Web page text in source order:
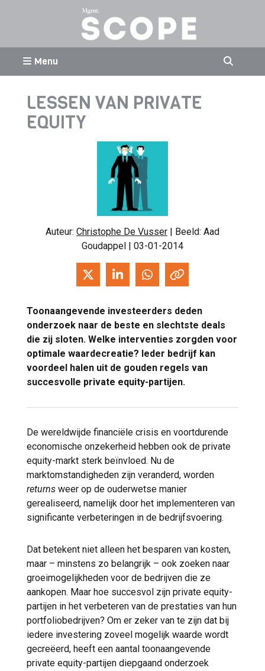
Menu
LESSEN VAN PRIVATE
EQUITY
Auteur: Christophe De Vusser | Beeld: Aad
Goudappel | 03-01-2014
Toonaangevende investeerders deden
onderzoek naar de beste en slechtste deals
die zij sloten. Welke interventies zorgden voor
optimale waardecreatie? Ieder bedrijf kan
voordeel halen uit de gouden regels van
succesvolle private equity-partijen.
De wereldwijde financiële crisis en voortdurende
economische onzekerheid hebben ook de private
equity-markt sterk beïnvloed. Nu de
marktomstandigheden zijn veranderd, worden
returns weer op de ouderwetse manier
gerealiseerd, namelijk door het implementeren van
significante verbeteringen in de bedrijfsvoering.
Dat betekent niet alleen het besparen van kosten,
maar – minstens zo belangrijk – ook zoeken naar
groeimogelijkheden voor de bedrijven die ze
aankopen. Maar hoe succesvol zijn private equity-
partijen in het verbeteren van de prestaties van hun
portfoliobedrijven? Om er zeker van te zijn dat bij
iedere investering zoveel mogelijk waarde wordt
gecreëerd, heeft een aantal toonaangevende
private equity-partijen diepgaand onderzoek